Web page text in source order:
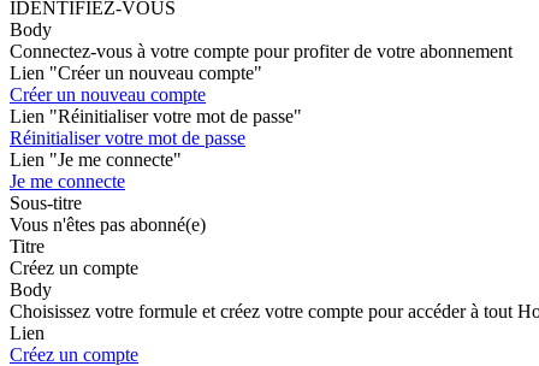
IDENTIFIEZ-VOUS
Body
Connectez-vous à votre compte pour profiter de votre abonnement
Lien "Créer un nouveau compte"
Créer un nouveau compte
Lien "Réinitialiser votre mot de passe"
Réinitialiser votre mot de passe
Lien "Je me connecte"
Je me connecte
Sous-titre
Vous n'êtes pas abonné(e)
Titre
Créez un compte
Body
Choisissez votre formule et créez votre compte pour accéder à tout
Lien
Créez un compte